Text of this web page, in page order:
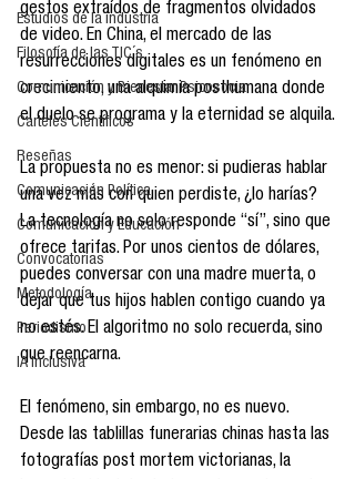
Estudios de la industria
Filosofía de las TIC´s
Comunicación y Bienestar Psicosocia
Carteles Científicos
Reseñas
Comunicación Política
Comunicación y Educación
Convocatorias
Metodología
Periodismo
IA Inclusiva
gestos extraídos de fragmentos olvidados
de video. En China, el mercado de las
resurrecciones digitales es un fenómeno en
crecimiento, una alquimia posthumana donde
el duelo se programa y la eternidad se alquila.
La propuesta no es menor: si pudieras hablar
una vez más con quien perdiste, ¿lo harías?
La tecnología no solo responde “sí”, sino que
ofrece tarifas. Por unos cientos de dólares,
puedes conversar con una madre muerta, o
dejar que tus hijos hablen contigo cuando ya
no estés. El algoritmo no solo recuerda, sino
que reencarna.
El fenómeno, sin embargo, no es nuevo.
Desde las tablillas funerarias chinas hasta las
fotografías post mortem victorianas, la